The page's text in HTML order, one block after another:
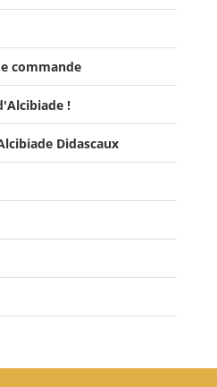
commande
!
- Livre d'0r
Didascaux
Didascaux